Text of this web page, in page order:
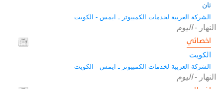
ثان
الشركة العربية لخدمات الكمبيوتر ـ ايمس - الكويت
النهار -اليوم
اخصائي
الكويت
الشركة العربية لخدمات الكمبيوتر ـ ايمس - الكويت
النهار -اليوم